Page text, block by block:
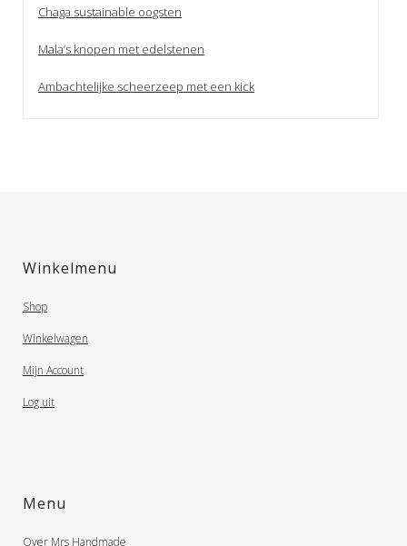
Chaga sustainable oogsten
Mala’s knopen met edelstenen
Ambachtelijke scheerzeep met een kick
Winkelmenu
Shop
Winkelwagen
Mijn Account
Log uit
Menu
Over Mrs Handmade